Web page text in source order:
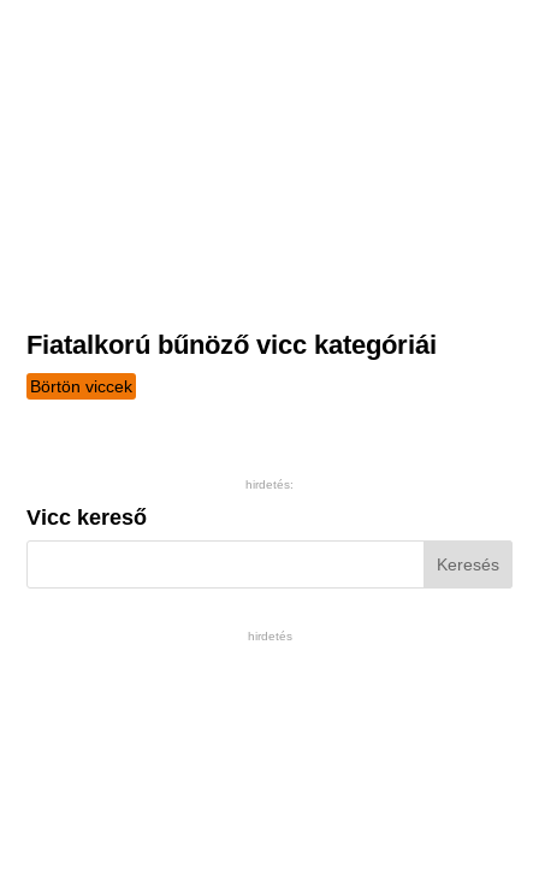
Fiatalkorú bűnöző vicc kategóriái
Börtön viccek
hirdetés:
Vicc kereső
hirdetés